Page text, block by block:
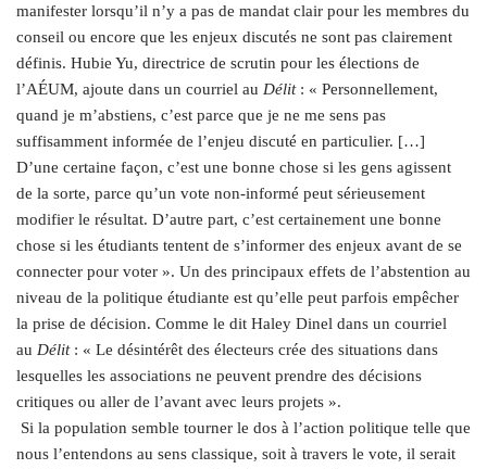
manifester lorsqu’il n’y a pas de mandat clair pour les membres du
conseil ou encore que les enjeux discutés ne sont pas clairement
définis. Hubie Yu, directrice de scrutin pour les élections de
l’AÉUM, ajoute dans un courriel au Délit: « Personnellement,
quand je m’abstiens, c’est parce que je ne me sens pas
suffisamment informée de l’enjeu discuté en particulier. […]
D’une certaine façon, c’est une bonne chose si les gens agissent
de la sorte, parce qu’un vote non-informé peut sérieusement
modifier le résultat. D’autre part, c’est certainement une bonne
chose si les étudiants tentent de s’informer des enjeux avant de se
connecter pour voter ». Un des principaux effets de l’abstention au
niveau de la politique étudiante est qu’elle peut parfois empêcher
la prise de décision. Comme le dit Haley Dinel dans un courriel
au Délit: « Le désintérêt des électeurs crée des situations dans
lesquelles les associations ne peuvent prendre des décisions
critiques ou aller de l’avant avec leurs projets ».
Si la population semble tourner le dos à l’action politique telle que
nous l’entendons au sens classique, soit à travers le vote, il serait